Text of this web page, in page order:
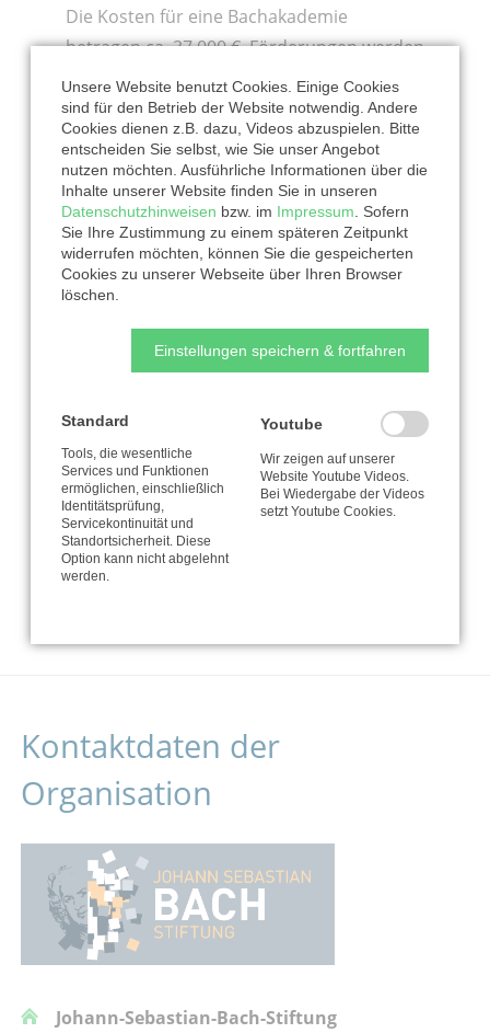
Die Kosten für eine Bachakademie
betragen ca. 37.000 €. Förderungen werden
bei verschiedenden Organisationen
beantragt. Die dann noch fehlende Summe
(ca. 8.000 €) müssen die Neue
Bachgesellschaft e.V. bzw. ihre Johann-
Sebastian-Bach-Stiftung durch Spenden
aufbringen.
Unterstützen Sie unser Projekt bitte mit
Erfolg der nächsten Bachakademie in der
Jetzt spenden
Kontaktdaten der
Organisation
Johann-Sebastian-Bach-Stiftung
Unsere Website benutzt Cookies. Einige Cookies
sind für den Betrieb der Website notwendig. Andere
Cookies dienen z.B. dazu, Videos abzuspielen. Bitte
entscheiden Sie selbst, wie Sie unser Angebot
nutzen möchten. Ausführliche Informationen über die
Inhalte unserer Website finden Sie in unseren
Datenschutzhinweisen bzw. im Impressum . Sofern
Sie Ihre Zustimmung zu einem späteren Zeitpunkt
widerrufen möchten, können Sie die gespeicherten
Cookies zu unserer Webseite über Ihren Browser
löschen.
Einstellungen speichern & fortfahren
Standard
Tools, die wesentliche
Services und Funktionen
ermöglichen, einschließlich
Identitätsprüfung,
Servicekontinuität und
Standortsicherheit. Diese
Option kann nicht abgelehnt
werden.
Youtube
Wir zeigen auf unserer
Website Youtube Videos.
Bei Wiedergabe der Videos
setzt Youtube Cookies.